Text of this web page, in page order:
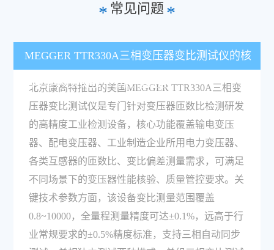
* 常见问题 *
MEGGER TTR330A三相变压器变比测试仪的核
心功能及关键技术参数有哪些？
北京康高特推出的美国MEGGER TTR330A三相变
压器变比测试仪是专门针对变压器匝数比检测研发
的高精度工业检测设备，核心功能覆盖输电变压
器、配电变压器、工业制造企业所用电力变压器、
各类互感器的匝数比、变比偏差测量需求，可满足
不同场景下的变压器性能核验、质量管控要求。关
键技术参数方面，该设备变比测量范围覆盖
0.8~10000，全量程测量精度可达±0.1%，远高于行
业常规要求的±0.5%精度标准，支持三相自动同步